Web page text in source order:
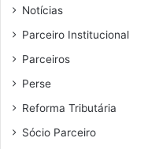
Notícias
Parceiro Institucional
Parceiros
Perse
Reforma Tributária
Sócio Parceiro